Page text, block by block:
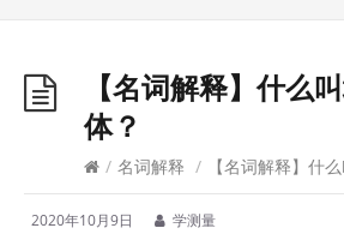
【名词解释】什么
体？
/ 名词解释 / 【名词解释】什
2020年10月9日 学测量